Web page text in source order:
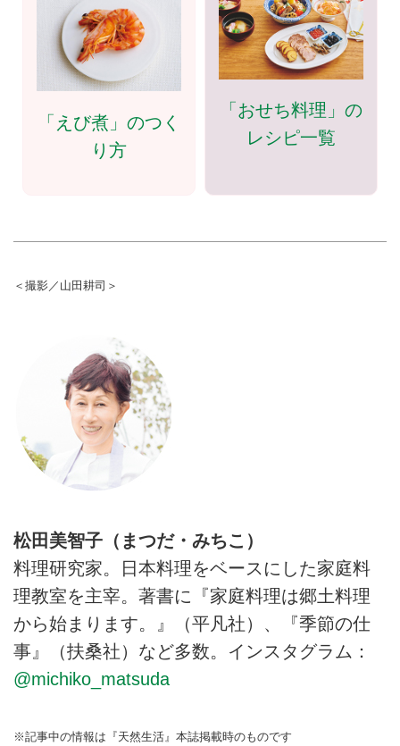
「えび煮」のつく
り方
「おせち料理」の
レシピ一覧
＜撮影／山田耕司＞
松田美智子（まつだ・みちこ）
料理研究家。日本料理をベースにした家庭料
理教室を主宰。著書に『家庭料理は郷土料理
から始まります。』（平凡社）、『季節の仕
事』（扶桑社）など多数。インスタグラム：
@michiko_matsuda
※記事中の情報は『天然生活』本誌掲載時のものです